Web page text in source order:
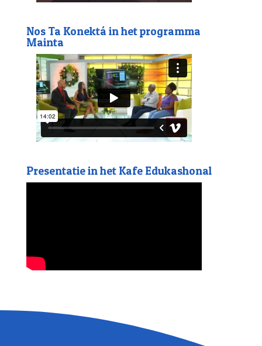
Nos Ta Konektá in het programma
Mainta
Presentatie in het Kafe Edukashonal